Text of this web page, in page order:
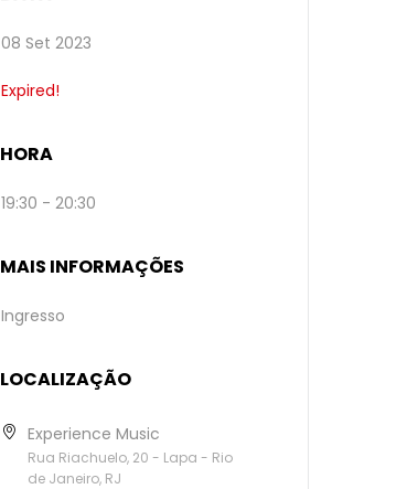
08 Set 2023
Expired!
HORA
19:30 - 20:30
MAIS INFORMAÇÕES
Ingresso
LOCALIZAÇÃO
Experience Music
Rua Riachuelo, 20 - Lapa - Rio
de Janeiro, RJ